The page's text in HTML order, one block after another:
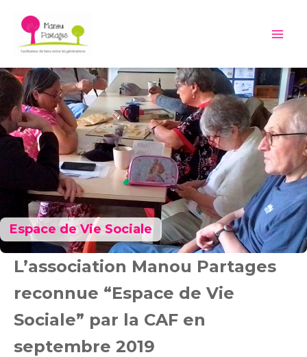
contenu
Espace de Vie Sociale
L’association Manou Partages
reconnue “Espace de Vie
Sociale” par la CAF en
septembre 2019